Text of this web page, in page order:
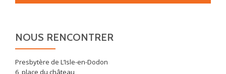
NOUS RENCONTRER
Presbytère de L’Isle-en-Dodon
6, place du château